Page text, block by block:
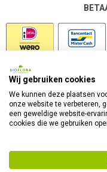
Wij gebruiken cookies
We kunnen deze plaatsen
onze website te verbeteren,
een geweldige website-
cookies die we gebruiken